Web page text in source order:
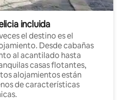
incluida
el destino es el
Desde cabañas
al acantilado hasta
casas flotantes,
alojamientos están
de características